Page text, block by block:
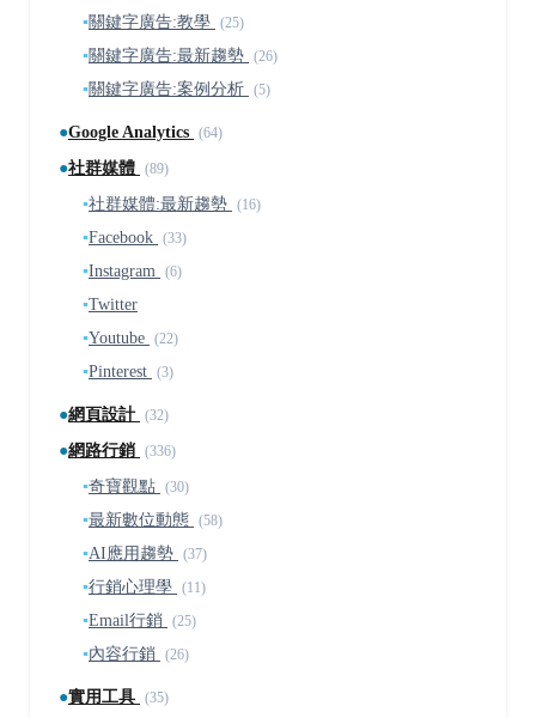
▪關鍵字廣告:教學 (25)
▪關鍵字廣告:最新趨勢 (26)
▪關鍵字廣告:案例分析 (5)
●Google Analytics (64)
●社群媒體 (89)
▪社群媒體:最新趨勢 (16)
▪Facebook (33)
▪Instagram (6)
▪Twitter
▪Youtube (22)
▪Pinterest (3)
●網頁設計 (32)
●網路行銷 (336)
▪奇寶觀點 (30)
▪最新數位動態 (58)
▪AI應用趨勢 (37)
▪行銷心理學 (11)
▪Email行銷 (25)
▪內容行銷 (26)
●實用工具 (35)